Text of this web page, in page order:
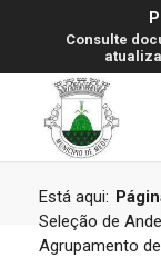
Consulte
Está aqui:
Seleção de
Agrupamento